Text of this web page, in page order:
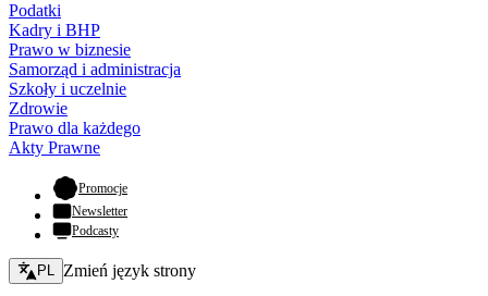
Podatki
Kadry i BHP
Prawo w biznesie
Samorząd i administracja
Szkoły i uczelnie
Zdrowie
Prawo dla każdego
Akty Prawne
Promocje- otwiera się w nowej karcie
Newsletter
Podcasty
Zmień język - bieżący:
PL Zmień język strony